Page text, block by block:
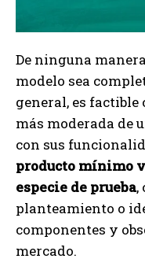
De ninguna
modelo sea
general, es
más moderada de
con sus
producto mínimo
especie de prueba,
planteamiento o
componentes y
mercado.